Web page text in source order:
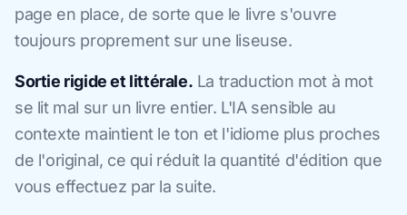
page en place, de sorte que le livre s'ouvre
toujours proprement sur une liseuse.
Sortie rigide et littérale. La traduction mot à mot
se lit mal sur un livre entier. L'IA sensible au
contexte maintient le ton et l'idiome plus proches
de l'original, ce qui réduit la quantité d'édition que
vous effectuez par la suite.